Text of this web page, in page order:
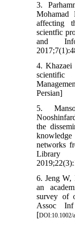
3.
Mohamad
affecting
scientfic
and
4. Khazaei
scientific
Persian]
5.
the
networks
Library
6. Jeng W,
an
survey of
Assoc Inf
[DOI:10.1002/